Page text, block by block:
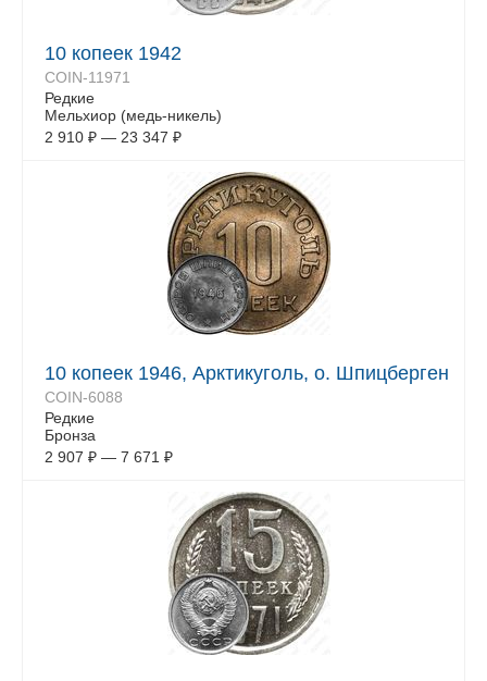
10 копеек 1942
COIN-11971
Редкие
Мельхиор (медь-никель)
2 910 ₽ — 23 347 ₽
10 копеек 1946, Арктикуголь, о. Шпицберген
COIN-6088
Редкие
Бронза
2 907 ₽ — 7 671 ₽